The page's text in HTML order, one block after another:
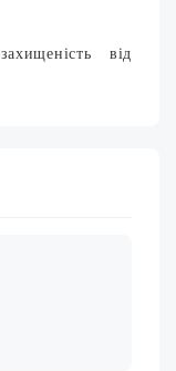
від